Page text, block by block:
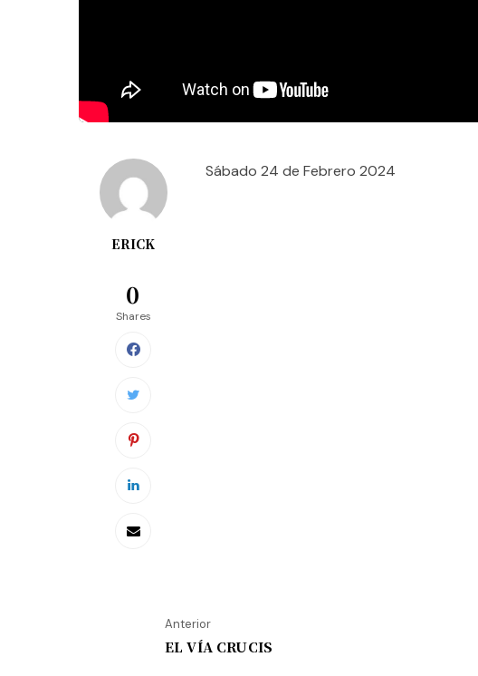
ERICK
0
Shares
Sábado 24 de Febrero 2024
Anterior
EL VÍA CRUCIS